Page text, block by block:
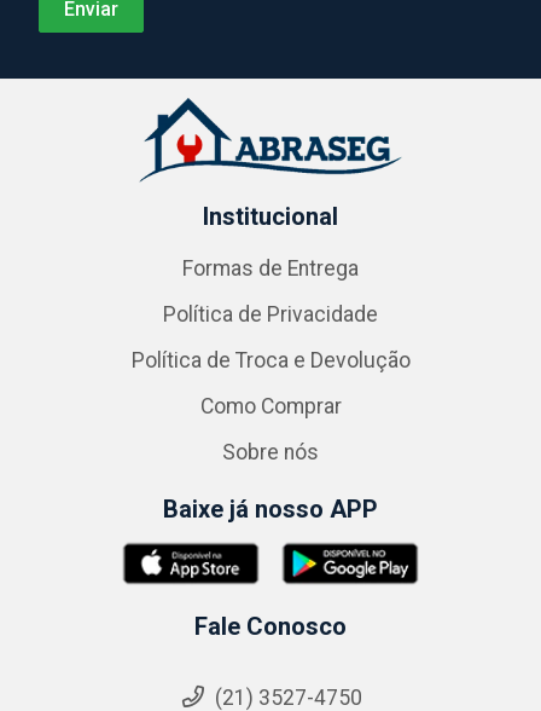
Institucional
Formas de Entrega
Política de Privacidade
Política de Troca e Devolução
Como Comprar
Sobre nós
Baixe já nosso APP
Fale Conosco
(21) 3527-4750